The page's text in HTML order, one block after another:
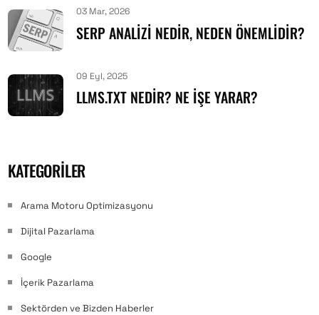
03 Mar, 2026
SERP ANALIZI NEDIR, NEDEN ÖNEMLIDIR?
09 Eyl, 2025
LLMS.TXT NEDIR? NE İŞE YARAR?
KATEGORILER
Arama Motoru Optimizasyonu
Dijital Pazarlama
Google
İçerik Pazarlama
Sektörden ve Bizden Haberler